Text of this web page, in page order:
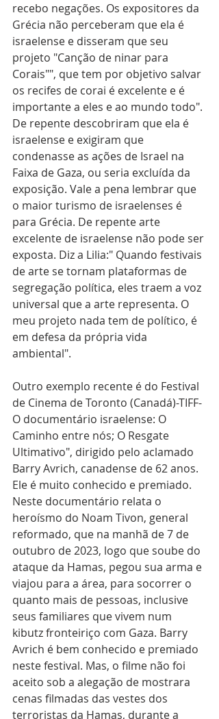
recebo negações. Os expositores da
Grécia não perceberam que ela é
israelense e disseram que seu
projeto "Canção de ninar para
Corais"", que tem por objetivo salvar
os recifes de corai é excelente e é
importante a eles e ao mundo todo".
De repente descobriram que ela é
israelense e exigiram que
condenasse as ações de Israel na
Faixa de Gaza, ou seria excluída da
exposição. Vale a pena lembrar que
o maior turismo de israelenses é
para Grécia. De repente arte
excelente de israelense não pode ser
exposta. Diz a Lilia:" Quando festivais
de arte se tornam plataformas de
segregação política, eles traem a voz
universal que a arte representa. O
meu projeto nada tem de político, é
em defesa da própria vida
ambiental".
Outro exemplo recente é do Festival
de Cinema de Toronto (Canadá)-TIFF-
O documentário israelense: O
Caminho entre nós; O Resgate
Ultimativo", dirigido pelo aclamado
Barry Avrich, canadense de 62 anos.
Ele é muito conhecido e premiado.
Neste documentário relata o
heroísmo do Noam Tivon, general
reformado, que na manhã de 7 de
outubro de 2023, logo que soube do
ataque da Hamas, pegou sua arma e
viajou para a área, para socorrer o
quanto mais de pessoas, inclusive
seus familiares que vivem num
kibutz fronteiriço com Gaza. Barry
Avrich é bem conhecido e premiado
neste festival. Mas, o filme não foi
aceito sob a alegação de mostrara
cenas filmadas das vestes dos
terroristas da Hamas, durante a